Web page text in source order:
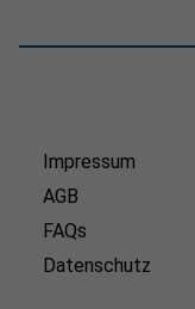
Impressum
AGB
FAQs
Datenschutz